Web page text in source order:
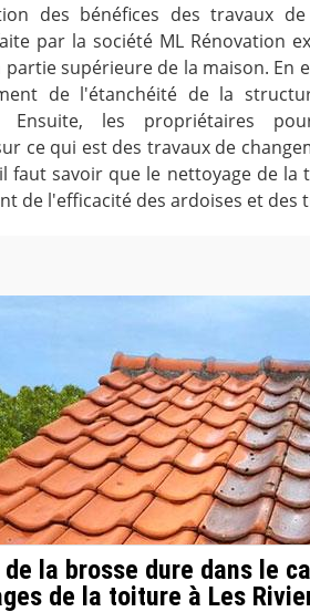
des bénéfices des travaux
par la société ML Rénovation
supérieure de la maison. En
de l'étanchéité de la
Ensuite, les propriétaires
ce qui est des travaux de
faut savoir que le nettoyage de la
de l'efficacité des ardoises et des
de la brosse dure dans le
de la toiture à Les